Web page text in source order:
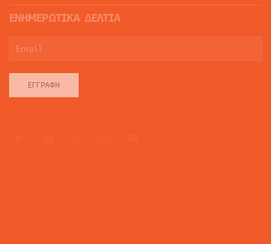
ΕΝΗΜΕΡΩΤΙΚΑ ΔΕΛΤΙΑ
ΕΓΓΡΑΦΉ